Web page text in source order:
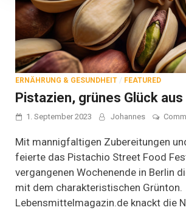
ERNÄHRUNG & GESUNDHEIT / FEATURED
Pistazien, grünes Glück aus
1. September 2023 Johannes
Mit mannigfaltigen Zubereitungen
feierte das Pistachio Street Food
vergangenen Wochenende in Berlin
mit dem charakteristischen Grünton.
Lebensmittelmagazin.de knackt die